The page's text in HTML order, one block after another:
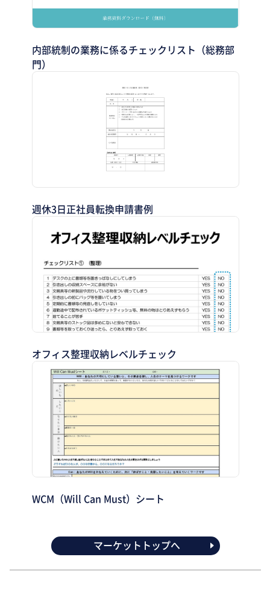
内部統制の業務に係るチェックリスト（総務部
門）
週休3日正社員転換申請書例
オフィス整理収納レベルチェック
WCM（Will Can Must）シート
マーケットトップへ